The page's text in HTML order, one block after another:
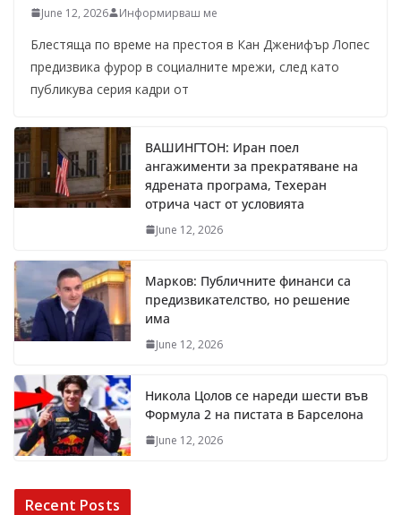
June 12, 2026 Информирваш ме
Блестяща по време на престоя в Кан Дженифър Лопес
предизвика фурор в социалните мрежи, след като
публикува серия кадри от
ВАШИНГТОН: Иран поел
ангажименти за прекратяване на
ядрената програма, Техеран
отрича част от условията
June 12, 2026
Марков: Публичните финанси са
предизвикателство, но решение
има
June 12, 2026
Никола Цолов се нареди шести във
Формула 2 на пистата в Барселона
June 12, 2026
Recent Posts